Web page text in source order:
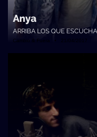
Anya
ARRIBA LOS QUE
Cambio & Fuera • 21/04/2017